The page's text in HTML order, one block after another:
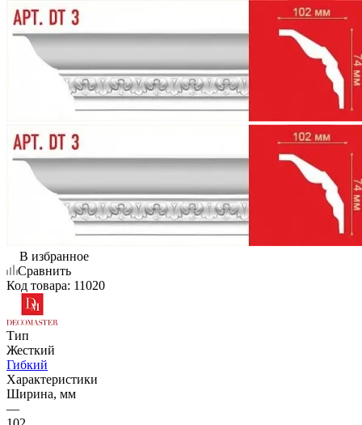
В избранное
Сравнить
Код товара: 11020
Тип
Жесткий
Гибкий
Характеристики
Ширина, мм
—